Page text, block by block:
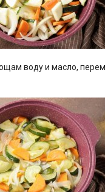
воду и масло,